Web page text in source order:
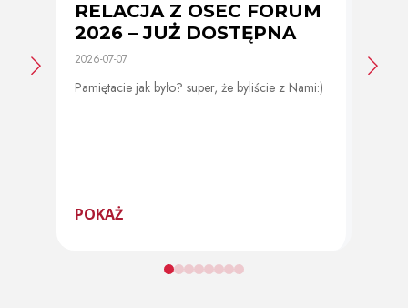
RELACJA Z OSEC FORUM
2026 – JUŻ DOSTĘPNA
2026-07-07
Pamiętacie jak było? super, że byliście z Nami:)
POKAŻ
2026-